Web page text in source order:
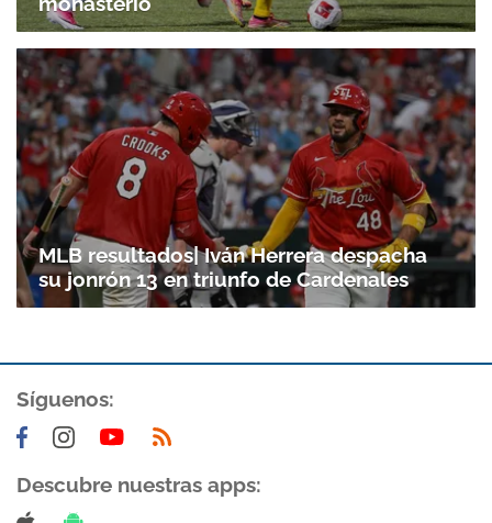
Gracias por suscribirte a nuestro boletín.
MLB resultados| Iván Herrera despacha
su jonrón 13 en triunfo de Cardenales
Síguenos:
Descubre nuestras apps: